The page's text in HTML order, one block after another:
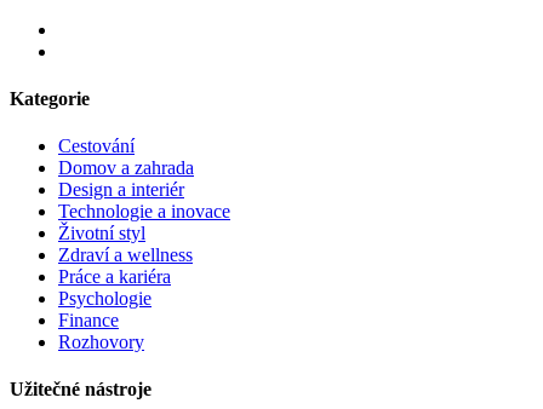
Kategorie
Cestování
Domov a zahrada
Design a interiér
Technologie a inovace
Životní styl
Zdraví a wellness
Práce a kariéra
Psychologie
Finance
Rozhovory
Užitečné nástroje